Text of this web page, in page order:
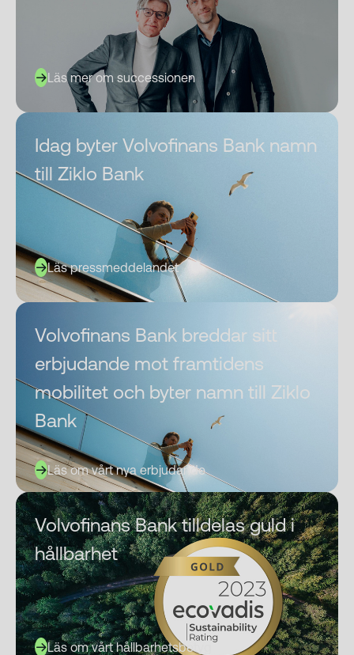
Läs mer om successionen
Idag byter Volvofinans Bank namn
till Ziklo Bank
Läs pressmeddelandet
Volvofinans Bank breddar sitt
erbjudande mot framtidens
mobilitet och byter namn till Ziklo
Bank
Läs om vårt nya erbjudande
Volvofinans Bank tilldelas guld i
hållbarhet
Läs om vårt hållbarhetsbetyg